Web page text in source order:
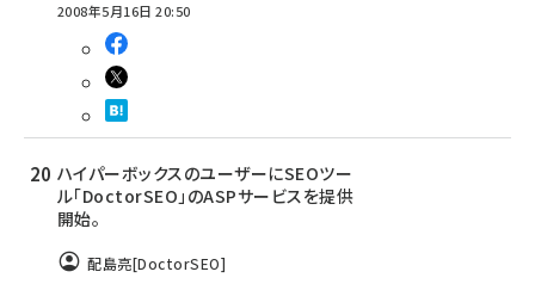
2008年5月16日 20:50
ハイパーボックスのユーザーにSEOツー
ル「DoctorSEO」のASPサービスを提供
開始。
配島亮[DoctorSEO]